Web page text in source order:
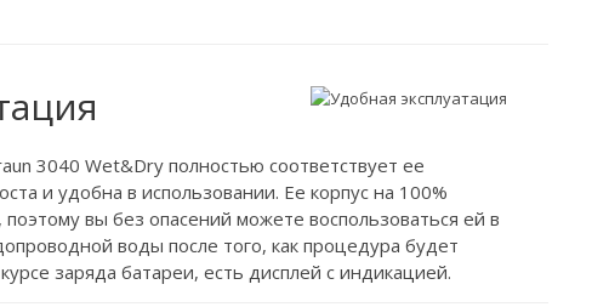
3040 Wet&Dry полностью соответствует ее
и удобна в использовании. Ее корпус на 100%
вы без опасений можете воспользоваться ей в
воды после того, как процедура будет
заряда батареи, есть дисплей с индикацией.